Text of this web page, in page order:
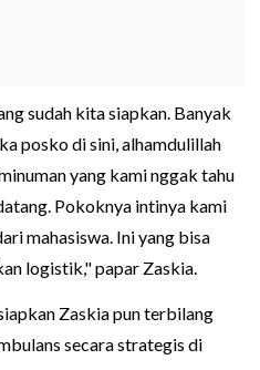
sudah kita siapkan. Banyak
posko di sini, alhamdulillah
yang kami nggak tahu
Pokoknya intinya kami
mahasiswa. Ini yang bisa
logistik," papar Zaskia.
Zaskia pun terbilang
secara strategis di